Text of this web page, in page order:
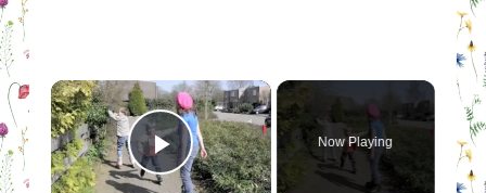
×
Play Video
Now Playing